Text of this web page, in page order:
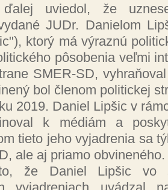
ďalej uviedol, že
JUDr. Danielom
ktorý má výraznú
pôsobenia veľmi
SMER-SD,
bol členom politickej
2019. Daniel Lipšic v
k médiám a
tieto jeho vyjadrenia sa
ale aj priamo
že Daniel Lipšic vo